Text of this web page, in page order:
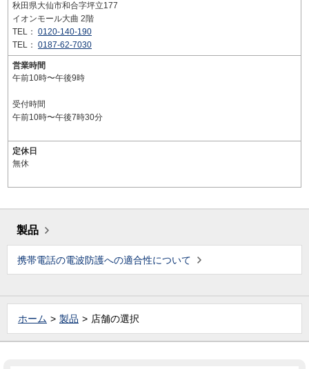
秋田県大仙市和合字坪立177
イオンモール大曲 2階
TEL： 0120-140-190
TEL： 0187-62-7030
営業時間
午前10時〜午後9時
受付時間
午前10時〜午後7時30分
定休日
無休
製品
携帯電話の電波防護への適合性について
ホーム 製品 店舗の選択